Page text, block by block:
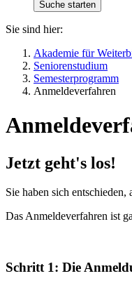
Sie sind hier:
Akademie für
Seniorenstudium
Semesterprogramm
Anmeldeverfahren
Jetzt geht's los!
Sie haben sich
Das Anmeldeverfahren ist
Schritt 1: Die